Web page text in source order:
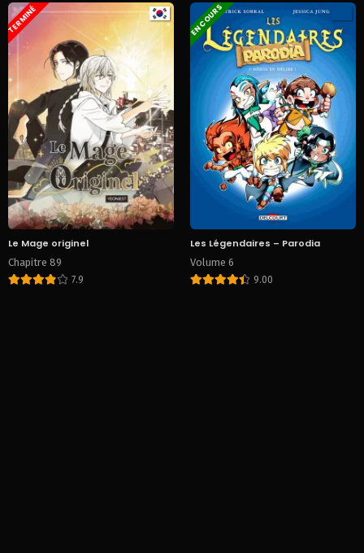
TERMINÉ
Le Mage originel
Chapitre 89
7.9
EN COURS
Les Légendaires – Parodia
Volume 6
9.00